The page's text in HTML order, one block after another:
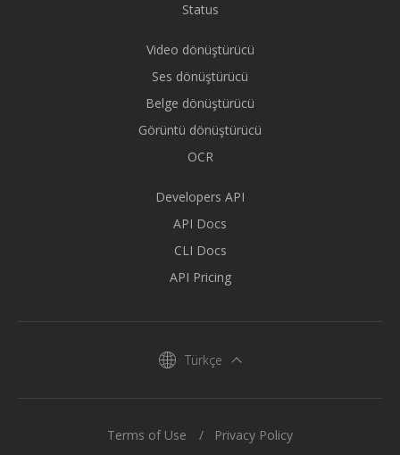
Status
Video dönüştürücü
Ses dönüştürücü
Belge dönüştürücü
Görüntü dönüştürücü
OCR
Developers API
API Docs
CLI Docs
API Pricing
Türkçe
Terms of Use Privacy Policy